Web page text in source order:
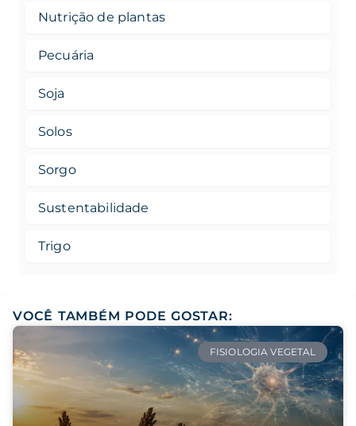
Nutrição de plantas
Pecuária
Soja
Solos
Sorgo
Sustentabilidade
Trigo
VOCÊ TAMBÉM PODE GOSTAR:
FISIOLOGIA VEGETAL